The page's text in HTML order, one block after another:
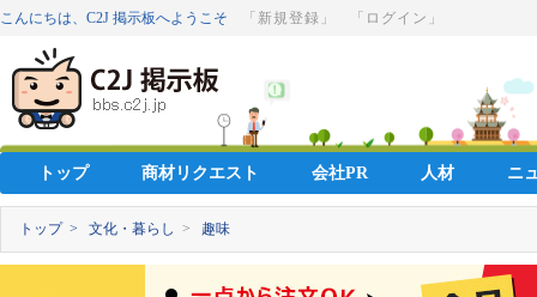
こんにちは、C2J 掲示板へようこそ 「新規登録」 「ログイン」
トップ 商材リクエスト 会社PR 人材 ニ
トップ > 文化・暮らし > 趣味